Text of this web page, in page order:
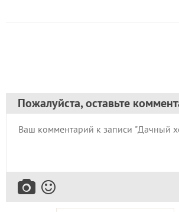
Пожалуйста, оставьте